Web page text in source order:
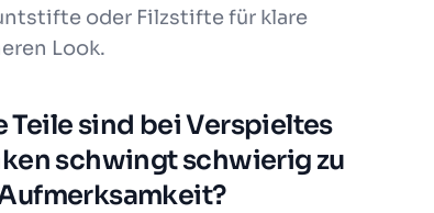
oder Filzstifte für klare
Look.
Teile sind bei Verspieltes
schwingt schwierig zu